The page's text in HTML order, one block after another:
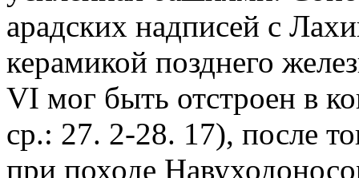
арадских надписей с
керамикой позднего
VI мог быть отстроен в
ср.: 27. 2-28. 17), после
при походе